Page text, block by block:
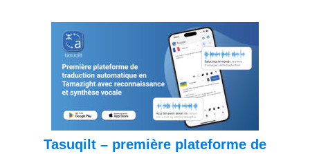
Tasuqilt – première plateforme de